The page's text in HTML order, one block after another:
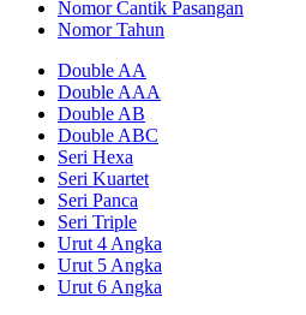
Nomor Cantik Pasangan
Nomor Tahun
Double AA
Double AAA
Double AB
Double ABC
Seri Hexa
Seri Kuartet
Seri Panca
Seri Triple
Urut 4 Angka
Urut 5 Angka
Urut 6 Angka